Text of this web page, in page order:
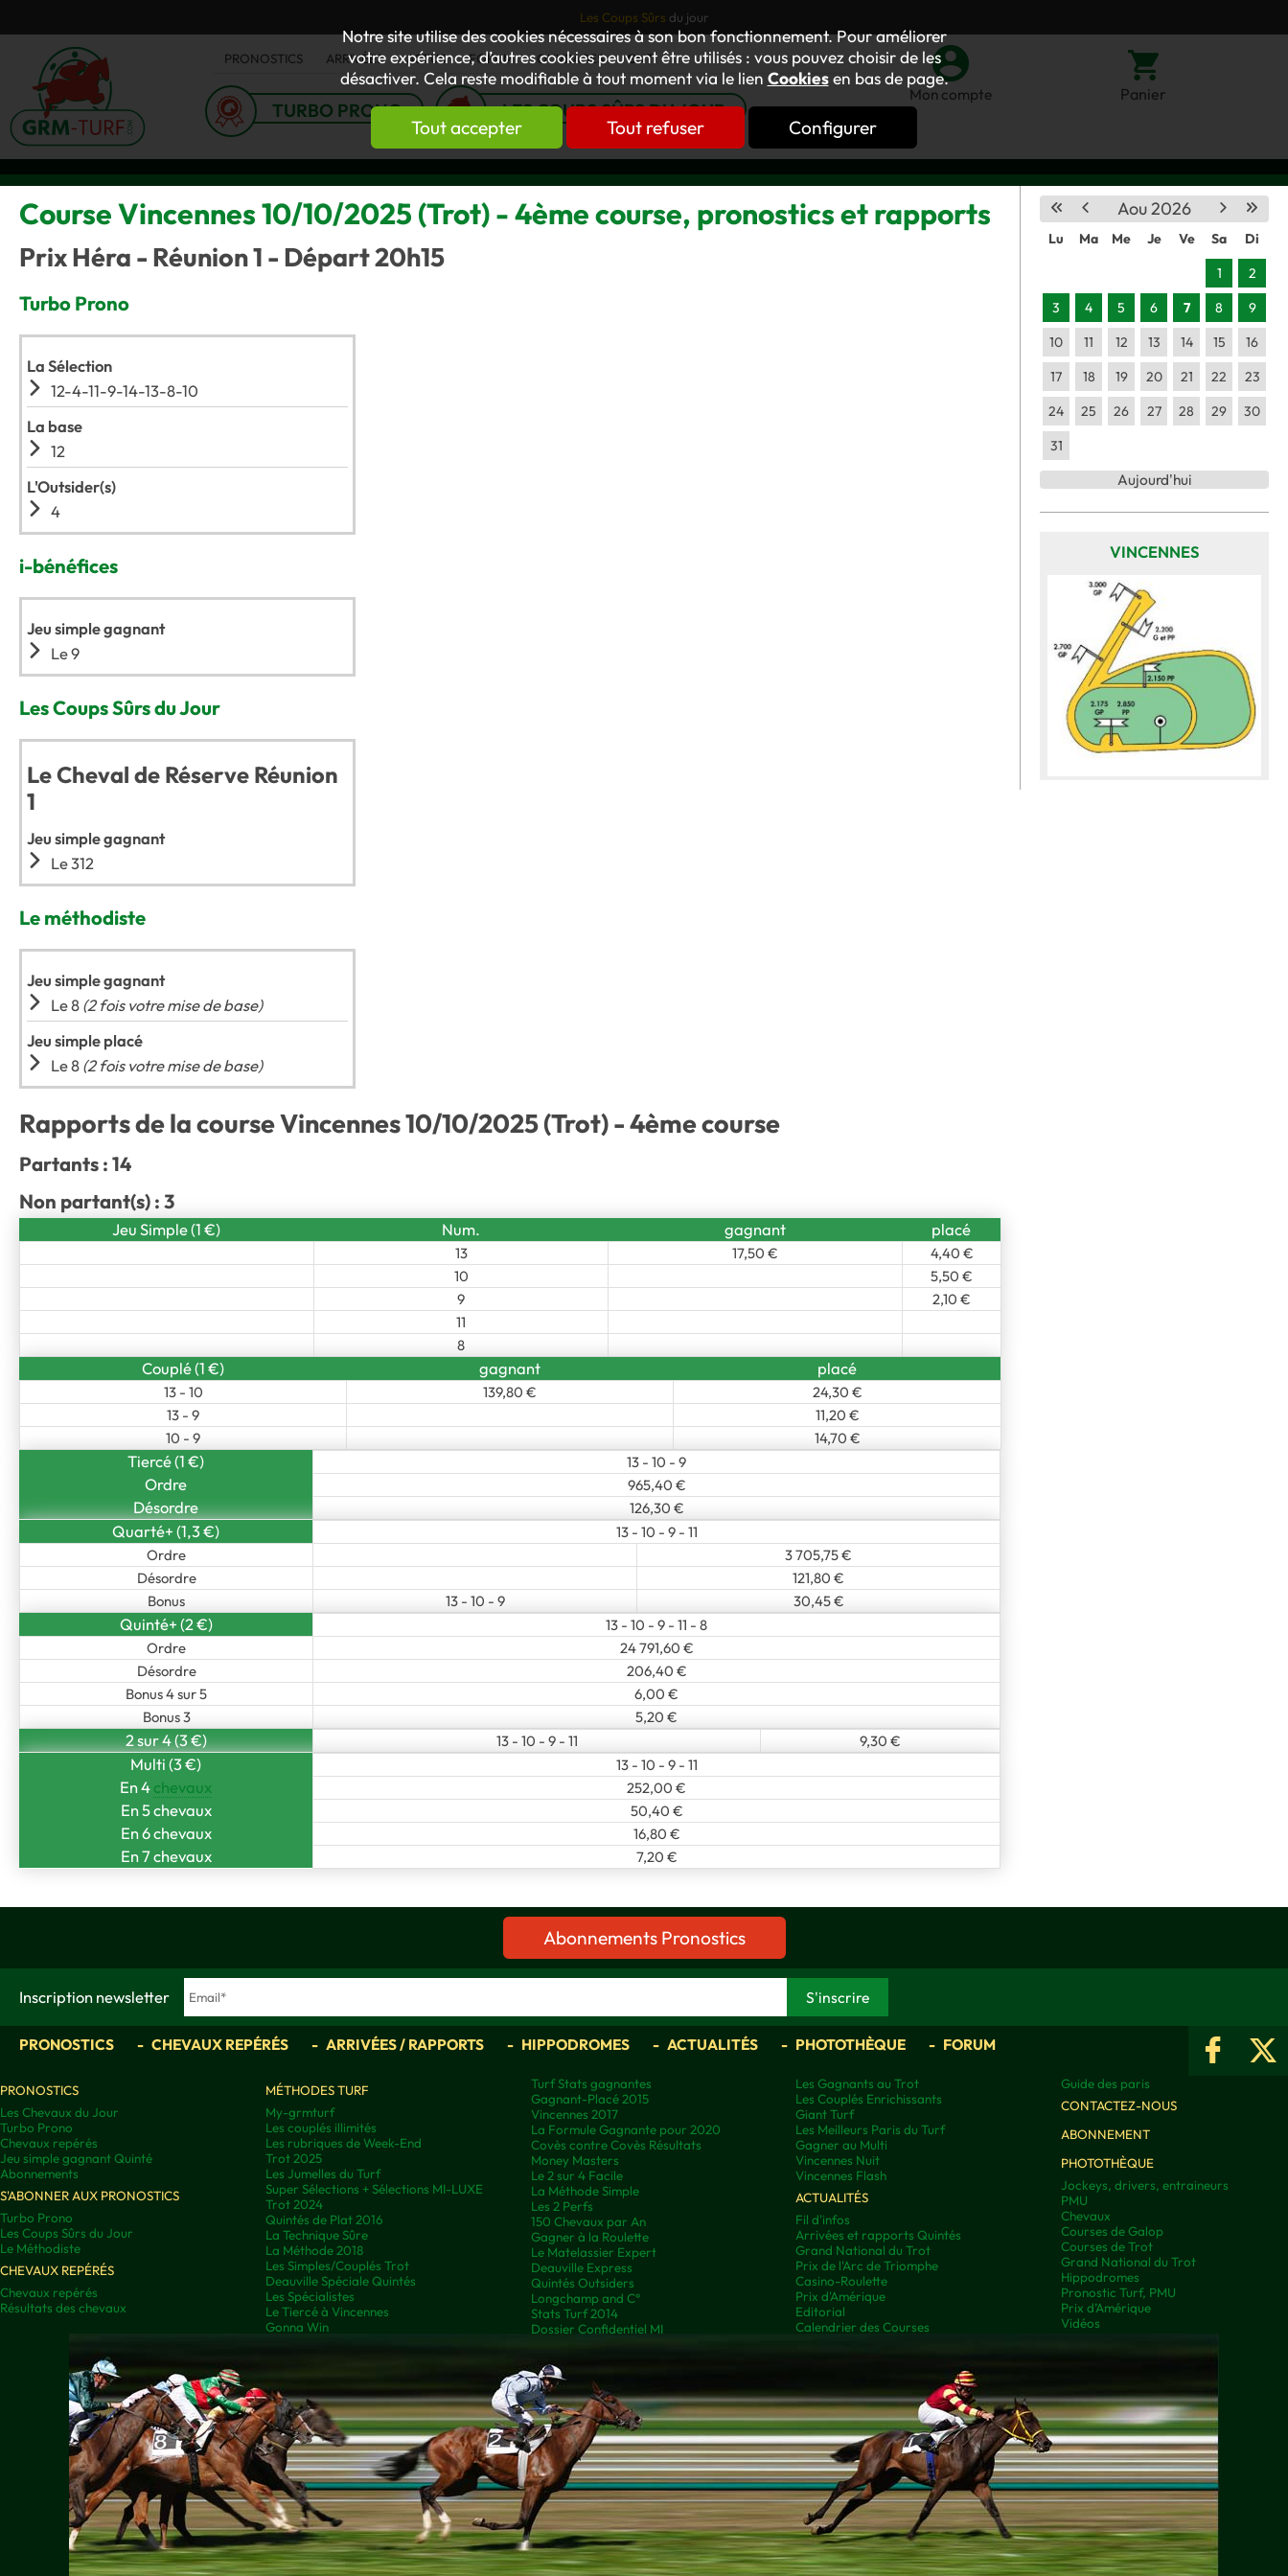
Notre site utilise des cookies nécessaires à son bon fonctionnement. Pour améliorer
votre expérience, d’autres cookies peuvent être utilisés : vous pouvez choisir de les
désactiver. Cela reste modifiable à tout moment via le lien Cookiesen bas de page.
Tout accepter Tout refuser Configurer
Les Coups Sûrs du jour
PRONOSTICS ARRIVÉES ACTUS FORUM OUVRAGES GNT
TURBO PRONO LES COUPS SÛRS DU JOUR
Mon compte Panier
Aou 2026
Lu Ma Me Je Ve Sa
Di
1
2
3
4 5 6 7 8
9
10
11 12 13 14 15
16
17
18 19 20 21 22
23
24
25 26 27 28 29
30
31
Aujourd'hui
VINCENNES
Course Vincennes 10/10/2025 (Trot) - 4ème course, pronostics et rapports
Prix Héra - Réunion 1 - Départ 20h15
Turbo Prono
La Sélection
12-4-11-9-14-13-8-10
La base
12
L'Outsider(s)
4
i-bénéfices
Jeu simple gagnant
Le 9
Les Coups Sûrs du Jour
Le Cheval de Réserve Réunion
1
Jeu simple gagnant
Le 312
Le méthodiste
Jeu simple gagnant
Le 8(2 fois votre mise de base)
Jeu simple placé
Le 8(2 fois votre mise de base)
Rapports de la course Vincennes 10/10/2025 (Trot) - 4ème course
Partants : 14
Non partant(s) : 3
Jeu Simple (1 €) Num. gagnant placé
13 17,50 €
4,40 €
10
5,50 €
9
2,10 €
11
8
Couplé (1 €) gagnant placé
13 - 10 139,80 €
24,30 €
13 - 9
11,20 €
10 - 9
14,70 €
Tiercé (1 €) 13 - 10 - 9
Ordre 965,40 €
Désordre 126,30 €
Quarté+ (1,3 €)
13 - 10 - 9 - 11
Ordre
3 705,75 €
Désordre
121,80 €
Bonus
13 - 10 - 9 30,45 €
Quinté+ (2 €)
13 - 10 - 9 - 11 - 8
Ordre
24 791,60 €
Désordre
206,40 €
Bonus 4 sur 5
6,00 €
Bonus 3
5,20 €
2 sur 4 (3 €) 13 - 10 - 9 - 11 9,30 €
Multi (3 €) 13 - 10 - 9 - 11
En 4chevaux 252,00 €
En 5 chevaux 50,40 €
En 6 chevaux 16,80 €
En 7 chevaux 7,20 €
Abonnements Pronostics
Inscription newsletter
PRONOSTICS CHEVAUX REPÉRÉS ARRIVÉES / RAPPORTS HIPPODROMES ACTUALITÉS PHOTOTHÈQUE FORUM
PRONOSTICS
Les Chevaux du Jour
Turbo Prono
Chevaux repérés
Jeu simple gagnant Quinté
Abonnements
S'ABONNER AUX PRONOSTICS
Turbo Prono
Les Coups Sûrs du Jour
Le Méthodiste
CHEVAUX REPÉRÉS
Chevaux repérés
Résultats des chevaux
MÉTHODES TURF
My-grmturf
Les couplés illimités
Les rubriques de Week-End
Trot 2025
Les Jumelles du Turf
Super Sélections + Sélections MI-LUXE
Trot 2024
Quintés de Plat 2016
La Technique Sûre
La Méthode 2018
Les Simples/Couplés Trot
Deauville Spéciale Quintés
Les Spécialistes
Le Tiercé à Vincennes
Gonna Win
Turf Stats gagnantes
Gagnant-Placé 2015
Vincennes 2017
La Formule Gagnante pour 2020
Covès contre Covès Résultats
Money Masters
Le 2 sur 4 Facile
La Méthode Simple
Les 2 Perfs
150 Chevaux par An
Gagner à la Roulette
Le Matelassier Expert
Deauville Express
Quintés Outsiders
Longchamp and C°
Stats Turf 2014
Dossier Confidentiel MI
Les Gagnants au Trot
Les Couplés Enrichissants
Giant Turf
Les Meilleurs Paris du Turf
Gagner au Multi
Vincennes Nuit
Vincennes Flash
ACTUALITÉS
Fil d'infos
Arrivées et rapports Quintés
Grand National du Trot
Prix de l'Arc de Triomphe
Casino-Roulette
Prix d'Amérique
Editorial
Calendrier des Courses
Guide des paris
CONTACTEZ-NOUS
ABONNEMENT
PHOTOTHÈQUE
Jockeys, drivers, entraineurs
PMU
Chevaux
Courses de Galop
Courses de Trot
Grand National du Trot
Hippodromes
Pronostic Turf, PMU
Prix d’Amérique
Vidéos